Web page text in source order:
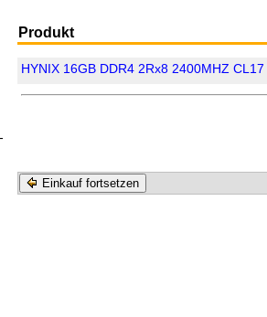
Produkt
HYNIX 16GB DDR4 2Rx8 2400MHZ CL17
Einkauf fortsetzen